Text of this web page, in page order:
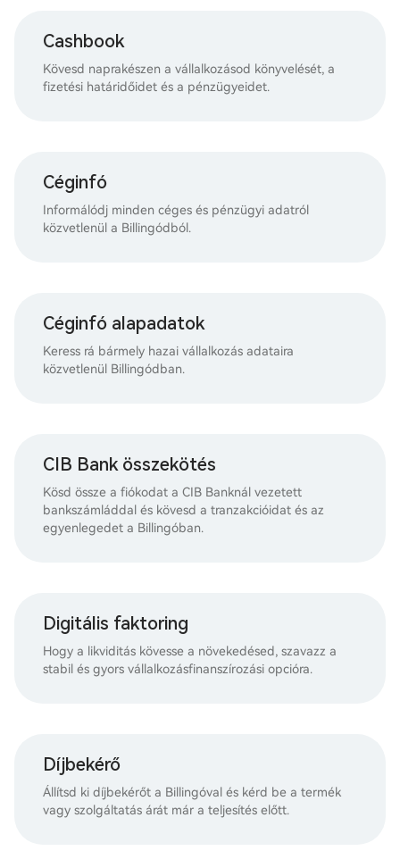
Cashbook
Kövesd naprakészen a vállalkozásod könyvelését, a
fizetési határidőidet és a pénzügyeidet.
Céginfó
Informálódj minden céges és pénzügyi adatról
közvetlenül a Billingódból.
Céginfó alapadatok
Keress rá bármely hazai vállalkozás adataira
közvetlenül Billingódban.
CIB Bank összekötés
Kösd össze a fiókodat a CIB Banknál vezetett
bankszámláddal és kövesd a tranzakcióidat és az
egyenlegedet a Billingóban.
Digitális faktoring
Hogy a likviditás kövesse a növekedésed, szavazz a
stabil és gyors vállalkozásfinanszírozási opcióra.
Díjbekérő
Állítsd ki díjbekérőt a Billingóval és kérd be a termék
vagy szolgáltatás árát már a teljesítés előtt.